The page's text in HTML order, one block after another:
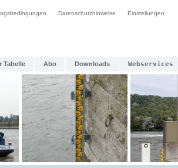
Datenschutzhinweise Einstellungen
Tabelle Abo Downloads Webservices